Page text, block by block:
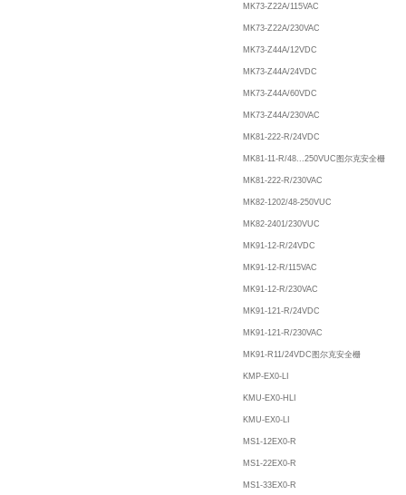
MK73-Z22A/115VAC
MK73-Z22A/230VAC
MK73-Z44A/12VDC
MK73-Z44A/24VDC
MK73-Z44A/60VDC
MK73-Z44A/230VAC
MK81-222-R/24VDC
MK81-11-R/48...250VUC图尔克安全栅
MK81-222-R/230VAC
MK82-1202/48-250VUC
MK82-2401/230VUC
MK91-12-R/24VDC
MK91-12-R/115VAC
MK91-12-R/230VAC
MK91-121-R/24VDC
MK91-121-R/230VAC
MK91-R11/24VDC图尔克安全栅
KMP-EX0-LI
KMU-EX0-HLI
KMU-EX0-LI
MS1-12EX0-R
MS1-22EX0-R
MS1-33EX0-R